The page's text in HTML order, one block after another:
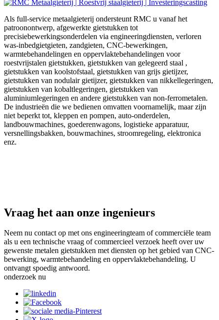
Als full-service metaalgieterij ondersteunt RMC u vanaf het
patroonontwerp, afgewerkte gietstukken tot
precisiebewerkingsonderdelen via engineeringdiensten, verloren
was-inbedgietgieten, zandgieten, CNC-bewerkingen,
warmtebehandelingen en oppervlaktebehandelingen voor
roestvrijstalen gietstukken, gietstukken van gelegeerd staal ,
gietstukken van koolstofstaal, gietstukken van grijs gietijzer,
gietstukken van nodulair gietijzer, gietstukken van nikkellegeringen,
gietstukken van kobaltlegeringen, gietstukken van
aluminiumlegeringen en andere gietstukken van non-ferrometalen.
De industrieën die we bedienen omvatten voornamelijk, maar zijn
niet beperkt tot, kleppen en pompen, auto-onderdelen,
landbouwmachines, goederenwagons, logistieke apparatuur,
versnellingsbakken, bouwmachines, stroomregeling, elektronica
enz.
Vraag het aan onze ingenieurs
Neem nu contact op met ons engineeringteam of commerciële team
als u een technische vraag of commercieel verzoek heeft over uw
gewenste metalen gietstukken met diensten op het gebied van CNC-
bewerking, warmtebehandeling en oppervlaktebehandeling. U
ontvangt spoedig antwoord.
onderzoek nu